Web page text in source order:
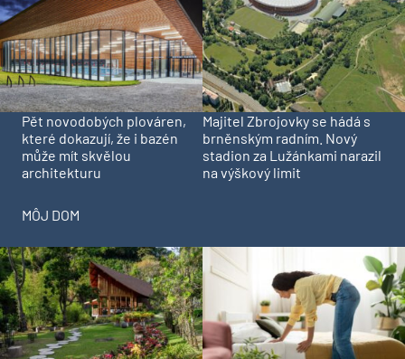
Pět novodobých plováren,
které dokazují, že i bazén
může mít skvělou
architekturu
Majitel Zbrojovky se hádá s
brněnským radním. Nový
stadion za Lužánkami narazil
na výškový limit
MÔJ DOM